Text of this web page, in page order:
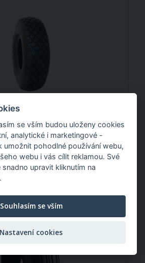
pneu 4.00-6"
se vším budou uloženy cookies
analytické i marketingové -
umožnit pohodlné používání webu,
webu i vás cílit reklamou. Své
upravit kliknutím na
Souhlasím se vším
Nastavení cookies